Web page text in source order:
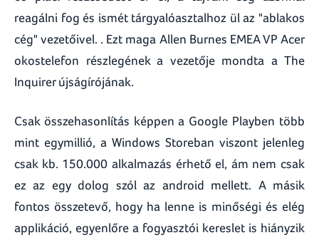
reagálni fog és ismét tárgyalóasztalhoz ül az "ablakos
cég" vezetőivel. . Ezt maga Allen Burnes EMEA VP Acer
okostelefon részlegének a vezetője mondta a The
Inquirer újságírójának.
Csak összehasonlítás képpen a Google Playben több
mint egymillió, a Windows Storeban viszont jelenleg
csak kb. 150.000 alkalmazás érhető el, ám nem csak
ez az egy dolog szól az android mellett. A másik
fontos összetevő, hogy ha lenne is minőségi és elég
applikáció, egyenlőre a fogyasztói kereslet is hiányzik